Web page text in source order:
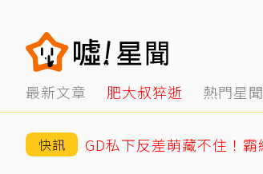
最新文章 肥大叔猝逝 熱門星聞
快訊